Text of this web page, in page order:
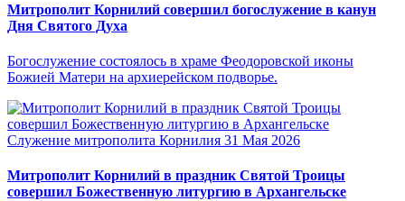
Митрополит Корнилий совершил богослужение в канун
Дня Святого Духа
Богослужение состоялось в храме Феодоровской иконы
Божией Матери на архиерейском подворье.
Служение митрополита Корнилия 31 Мая 2026
Митрополит Корнилий в праздник Святой Троицы
совершил Божественную литургию в Архангельске